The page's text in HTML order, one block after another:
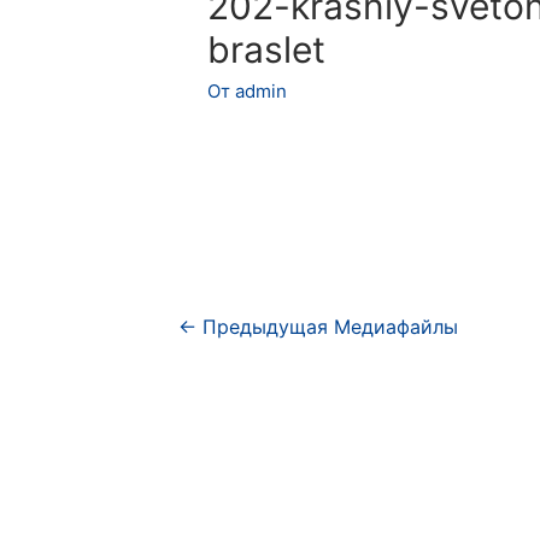
braslet
От admin
Навигация
← Предыдущая Медиафайлы